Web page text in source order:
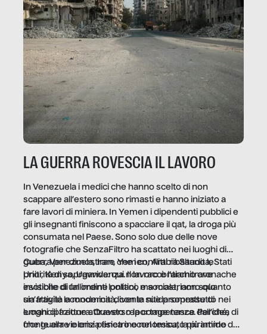
LA GUERRA ROVESCIA IL LAVORO
In Venezuela i medici che hanno scelto di non
scappare all’estero sono rimasti e hanno iniziato a
fare lavori di miniera. In Yemen i dipendenti pubblici e
gli insegnanti finiscono a spacciare il qat, la droga più
consumata nel Paese. Sono solo due delle nove
fotografie che SenzaFiltro ha scattato nei luoghi di
guerra per dimostrare che i conflitti ribaltano le
priorità di sopravvivenza. Il lavoro è l’architrave
invisibile di un ordine politico e sociale, non solo
un’attività economica: diventa nitida soprattutto nei
luoghi di frattura. Questo reportage nasce dall’idea
che guerre e crisi penetrino nel tessuto più intimo
Cuba, Venezuela, Iran, Yemen, Arabia Saudita, Stati
Uniti, Kenya, Uganda: qui non raccontiamo cronache
esotiche di fallimenti lontani, ma mostriamo quanto
sia fragile la modernità, con le sue promesse di
emancipazione attraverso la competenza. Perché, di
fronte alla violenza fisica o economica, la piramide del